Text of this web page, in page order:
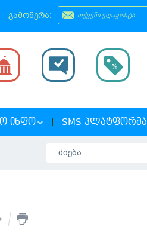
გამოწერა:
ᲘᲜᲤᲝ SMS ᲞᲚᲐᲢᲤᲝᲠᲛᲐ